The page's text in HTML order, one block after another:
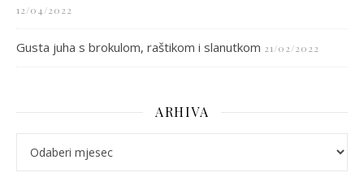
12/04/2022
Gusta juha s brokulom, raštikom i slanutkom 21/02/2022
ARHIVA